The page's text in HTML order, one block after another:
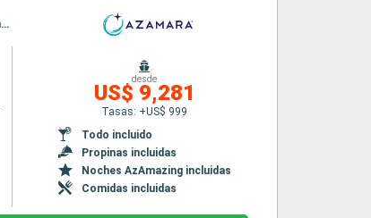
Itinerario : Buenos Aires, Montevideo, Rio Grande do Sul, Porto Belo, Sao Francisco do sul, Paranagua, Santos, Ilhabella, Parati, Rio de Janeiro, Salvador de Bahia, Natal, Belem, Isla Real, Scarborough, Bridgetown
desde
US$ 9,281
Tasas: +US$ 999
Todo incluido
Propinas incluidas
Noches AzAmazing incluidas
Comidas incluidas